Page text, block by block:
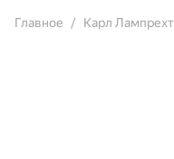
Главное Карл Лампрехт